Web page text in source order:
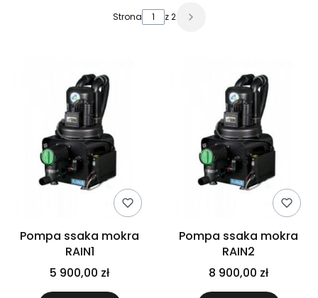
Strona z 2 Następne produkty
Pompa ssaka mokra
RAIN1
5 900,00 zł
Pompa ssaka mokra
RAIN2
8 900,00 zł